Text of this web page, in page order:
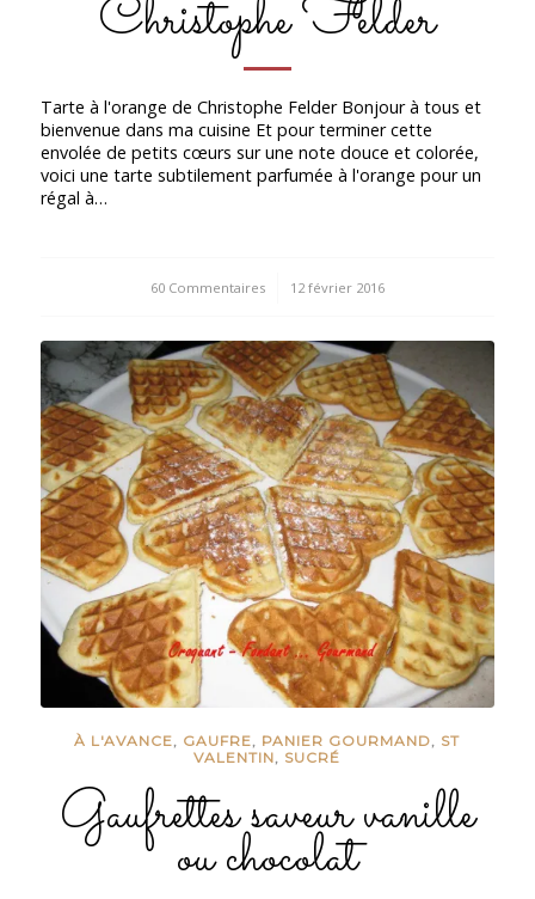
Christophe Felder
Tarte à l'orange de Christophe Felder Bonjour à tous et
bienvenue dans ma cuisine Et pour terminer cette
envolée de petits cœurs sur une note douce et colorée,
voici une tarte subtilement parfumée à l'orange pour un
régal à…
60 Commentaires
/ 12 février 2016
À L'AVANCE, GAUFRE, PANIER GOURMAND, ST
VALENTIN, SUCRÉ
Gaufrettes saveur vanille
ou chocolat